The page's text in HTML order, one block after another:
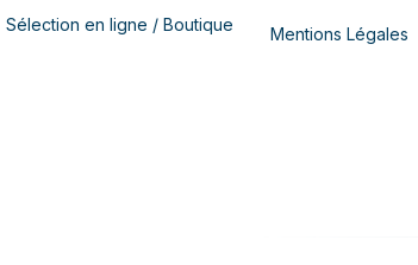
Sélection en ligne / Boutique
Mentions Légales